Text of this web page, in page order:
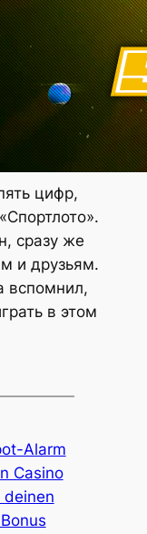
цифр,
сразу же
и друзьям.
вспомнил,
в этом
Alarm
Casino